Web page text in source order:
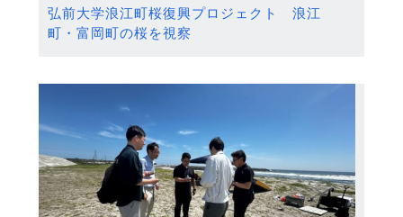
弘前大学浪江町桜復興プロジェクト 浪江
町・富岡町の桜を視察